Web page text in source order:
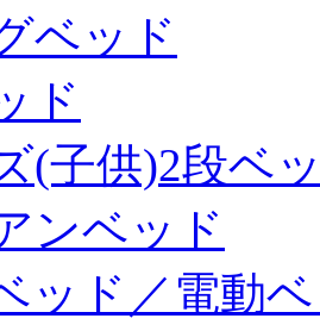
ベッド
ド
(子供)2段ベ
ンベッド
ッド／電動